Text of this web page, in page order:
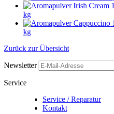
kg
kg
Zurück zur Übersicht
Newsletter
Service
Service / Reparatur
Kontakt